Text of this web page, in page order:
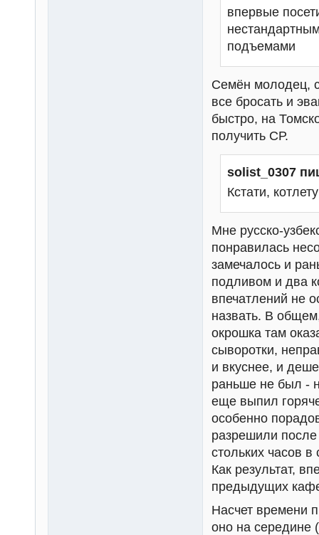
впервые
подъемами
Семён молодец,
все бросать и
быстро, на
получить СР.
solist_0307
Кстати,
Мне русско-
понравилась
замечалось и
подливом и два
впечатлений не
назвать. В
окрошка там
сыворотки,
и вкуснее, и
раньше не был -
еще выпил
особенно
разрешили после
стольких часов
Как результат,
предыдущих
Насчет времени
оно на середине